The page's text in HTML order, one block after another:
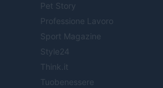
Pet Story
Professione Lavoro
Sport Magazine
Style24
Think.it
Tuobenessere